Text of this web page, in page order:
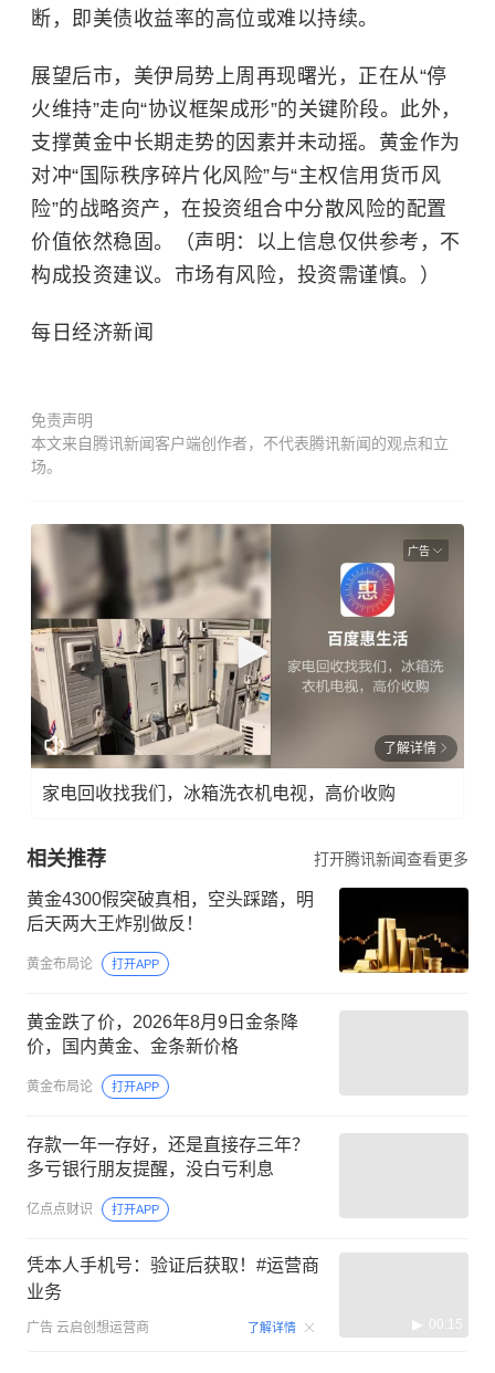
断，即美债收益率的高位或难以持续。
展望后市，美伊局势上周再现曙光，正在从“停
火维持”走向“协议框架成形”的关键阶段。此外，
支撑黄金中长期走势的因素并未动摇。黄金作为
对冲“国际秩序碎片化风险”与“主权信用货币风
险”的战略资产，在投资组合中分散风险的配置
价值依然稳固。（声明：以上信息仅供参考，不
构成投资建议。市场有风险，投资需谨慎。）
每日经济新闻
免责声明
本文来自腾讯新闻客户端创作者，不代表腾讯新闻的观点和立
场。
广告
了解详情
家电回收找我们，冰箱洗衣机电视，高价收购
相关推荐 打开腾讯新闻查看更多
黄金4300假突破真相，空头踩踏，明
后天两大王炸别做反！
黄金布局论 打开APP
黄金跌了价，2026年8月9日金条降
价，国内黄金、金条新价格
黄金布局论 打开APP
存款一年一存好，还是直接存三年？
多亏银行朋友提醒，没白亏利息
亿点点财识 打开APP
凭本人手机号：验证后获取！#运营商
业务
广告 云启创想运营商 了解详情 00:15